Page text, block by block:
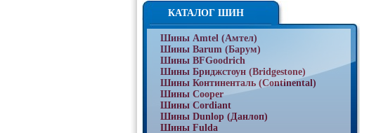
КАТАЛОГ ШИН
Шины Amtel (Амтел)
Шины Barum (Барум)
Шины BFGoodrich
Шины Бриджстоун (Bridgestone)
Шины Континенталь (Continental)
Шины Cooper
Шины Cordiant
Шины Dunlop (Данлоп)
Шины Fulda